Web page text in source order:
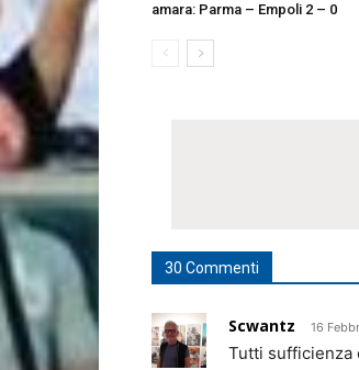
amara: Parma – Empoli 2 – 0
30 Commenti
Scwantz 16
Tutti sufficienza